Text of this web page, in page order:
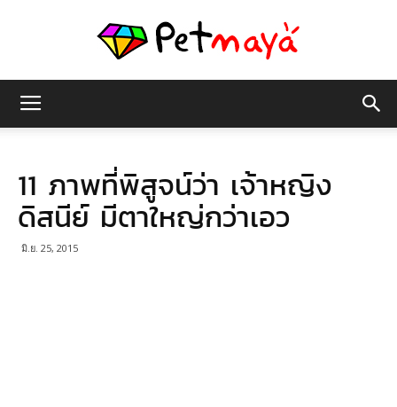
มายา
11 ภาพที่พิสูจน์ว่า เจ้าหญิง
ดิสนีย์ มีตาใหญ่กว่าเอว
มิ.ย. 25, 2015